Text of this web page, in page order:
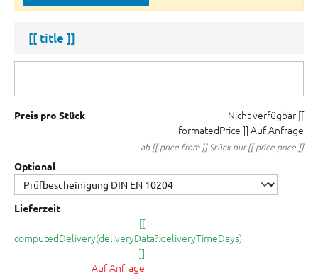
[[ title ]]
Preis pro Stück Nicht verfügbar [[
formatedPrice ]] Auf Anfrage
ab [[ price.from ]] Stück nur [[ price.price ]]
Optional
Lieferzeit
[[
computedDelivery(deliveryData?.deliveryTimeDays)
]]
Auf Anfrage